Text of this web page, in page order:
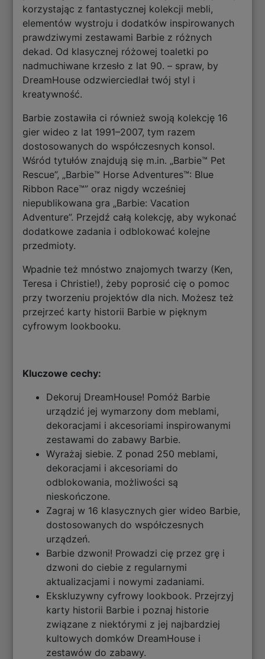
korzystając z fantastycznej kolekcji mebli,
elementów wystroju i dodatków inspirowanych
prawdziwymi zestawami Barbie z różnych
dekad. Od klasycznej różowej toaletki po
nadmuchiwane krzesło z lat 90. – spraw, by
DreamHouse odzwierciedlał twój styl i
kreatywność.
Barbie zostawiła ci również swoją kolekcję 16
gier wideo z lat 1991–2007, tym razem
dostosowanych do współczesnych konsol.
Wśród tytułów znajdują się m.in. „Barbie™ Pet
Rescue”, „Barbie™ Horse Adventures™: Blue
Ribbon Race™” oraz nigdy wcześniej
niepublikowana gra „Barbie: Vacation
Adventure”. Przejdź całą kolekcję, aby wykonać
dodatkowe zadania i odblokować kolejne
przedmioty.
Wpadnie też mnóstwo znajomych twarzy (Ken,
Teresa i Christie!), żeby poprosić cię o pomoc
przy tworzeniu projektów dla nich. Możesz też
przejrzeć karty historii Barbie w pięknym
cyfrowym lookbooku.
Kluczowe cechy:
Dekoruj DreamHouse! Pomóż Barbie
urządzić jej wymarzony dom meblami,
dekoracjami i akcesoriami inspirowanymi
zestawami do zabawy Barbie.
Wyrażaj siebie. Z ponad 250 meblami,
dekoracjami i akcesoriami do
odblokowania, możliwości są
nieskończone.
Zagraj w 16 klasycznych gier wideo Barbie,
dostosowanych do współczesnych
urządzeń.
Barbie dzwoni! Prowadzi cię przez grę i
dzwoni do ciebie z regularnymi
aktualizacjami i nowymi zadaniami.
Ekskluzywny cyfrowy lookbook. Przejrzyj
karty historii Barbie i poznaj historie
związane z niektórymi z jej najbardziej
kultowych domków DreamHouse i
zestawów do zabawy.